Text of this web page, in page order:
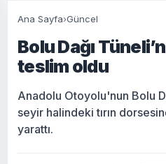
Ana Sayfa›Güncel
Bolu Dağı
teslim oldu
Anadolu Otoyolu'nun Bolu
seyir halindeki tırın
yarattı.